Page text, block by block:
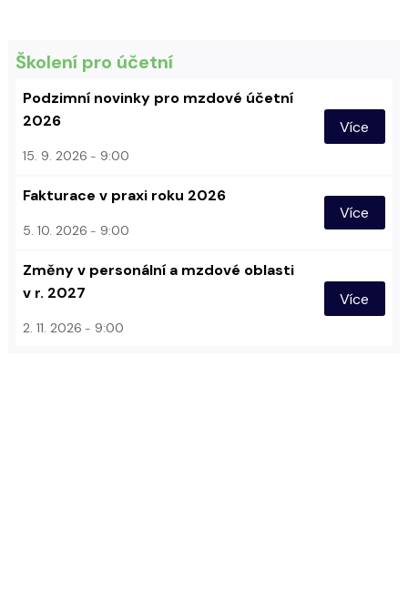
Školení pro účetní
Podzimní novinky pro mzdové účetní
2026
15. 9. 2026 9:00
Více
Fakturace v praxi roku 2026
5. 10. 2026 9:00
Více
Změny v personální a mzdové oblasti
v r. 2027
2. 11. 2026 9:00
Více